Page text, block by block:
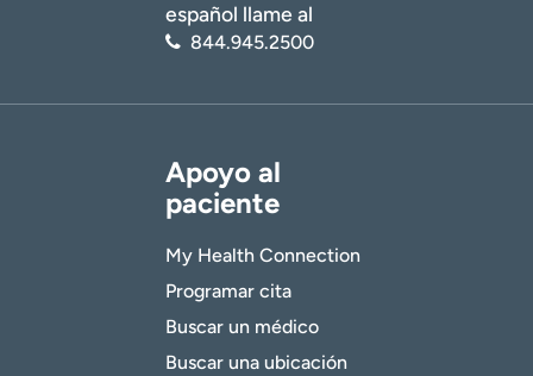
español llame al
844.945.2500
Apoyo al
paciente
My Health Connection
Programar cita
Buscar un médico
Buscar una ubicación